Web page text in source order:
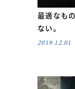
最適なも
ない。
2019.12.01